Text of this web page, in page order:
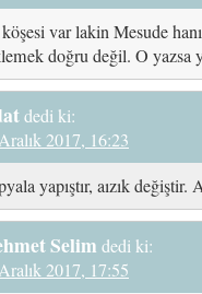
var lakin Mesude
doğru değil. O yazsa
dedi ki:
2017, 16:23
yapıştır, aızık değiştir.
Selim dedi ki:
2017, 17:55